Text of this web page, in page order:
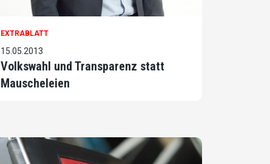
EXTRABLATT
15.05.2013
Volkswahl und Transparenz statt
Mauscheleien